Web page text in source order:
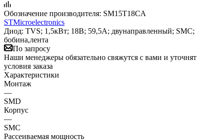
Обозначение производителя: SM15T18CA
STMicroelectronics
Диод: TVS; 1,5кВт; 18В; 59,5А; двунаправленный; SMC;
бобина,лента
По запросу
Наши менеджеры обязательно свяжутся с вами и уточнят
условия заказа
Характеристики
Монтаж
—
SMD
Корпус
—
SMC
Рассеиваемая мощность